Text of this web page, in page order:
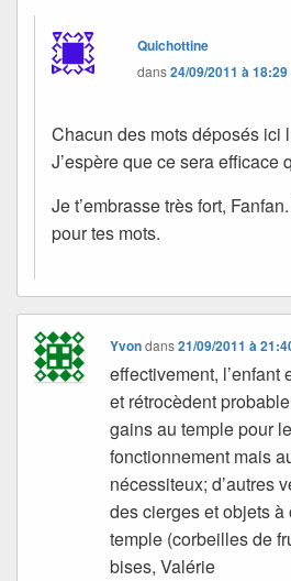
Quichottine
dans24/09/2011 à 18:29
Chacun des mots déposés
J’espère que ce sera efficace
Je t’embrasse très fort,
pour tes mots.
Yvondans21/09/2011 à
effectivement,
et rétrocèdent
gains au temple pour
fonctionnement mais
nécessiteux; d’autres
des cierges et objets
temple (corbeilles de
bises, Valérie